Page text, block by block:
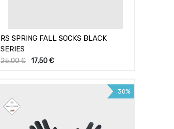
RS SPRING FALL SOCKS BLACK
SERIES
25,00€ 17,50€
30%